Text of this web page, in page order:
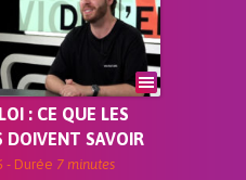
: CE QUE LES
DOIVENT SAVOIR
- Durée 7 minutes